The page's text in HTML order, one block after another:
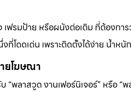
เฟรมป้าย หรือผนังต่อเติม ที่ต้องก
โดดเด่น เพราะติดตั้งได้ง่าย น้ำหนั
ยโฆษณา
ลาสวูด งานเฟอร์นิเจอร์” หรือ “